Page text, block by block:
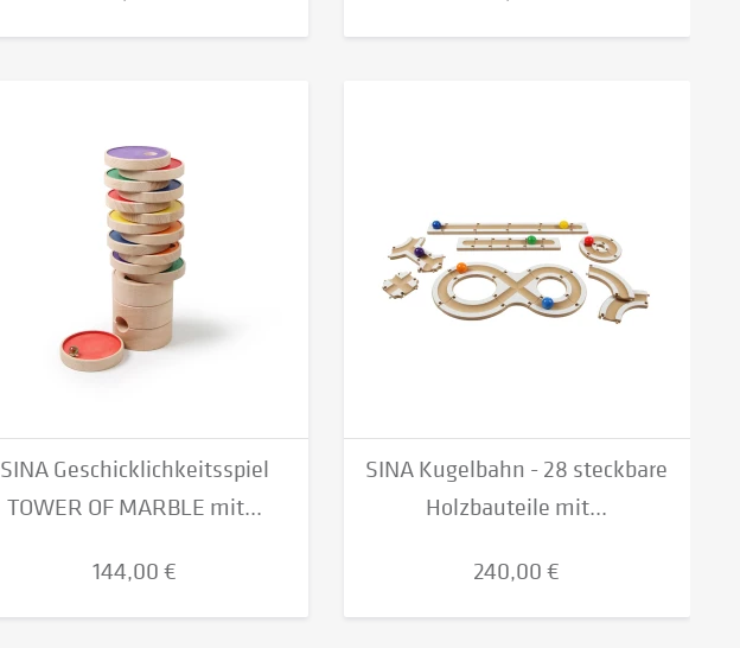
SINA Geschicklichkeitsspiel
TOWER OF MARBLE mit...
144,00 €
SINA Kugelbahn - 28 steckbare
Holzbauteile mit...
240,00 €